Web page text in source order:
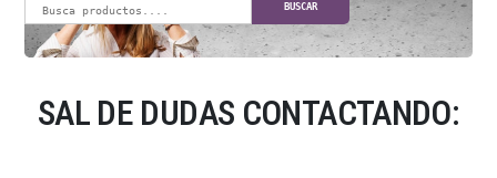
BUSCAR
SAL DE DUDAS CONTACTANDO: